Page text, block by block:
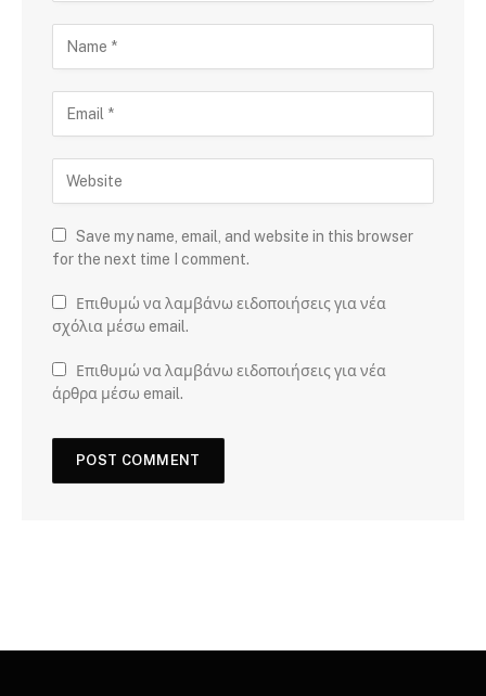
Save my name, email, and website in this browser
for the next time I comment.
Επιθυμώ να λαμβάνω ειδοποιήσεις για νέα
σχόλια μέσω email.
Επιθυμώ να λαμβάνω ειδοποιήσεις για νέα
άρθρα μέσω email.